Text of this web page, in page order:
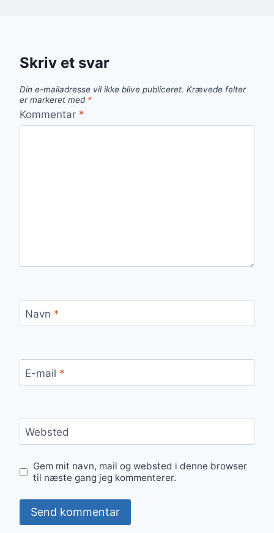
Skriv et svar
Din e-mailadresse vil ikke blive publiceret. Krævede felter
er markeret med *
Kommentar *
Navn *
E-mail *
Websted
Gem mit navn, mail og websted i denne browser
til næste gang jeg kommenterer.